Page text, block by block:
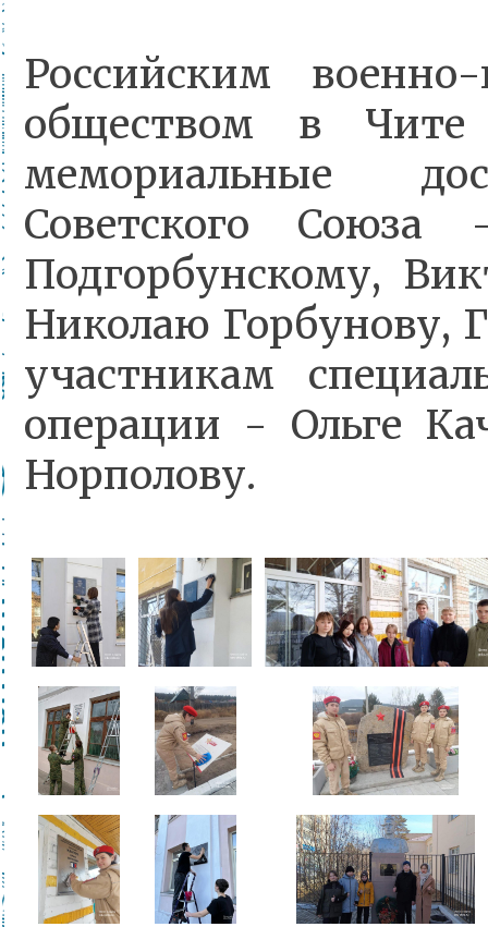
Российским военно-
обществом в Чите
мемориальные
Советского
Подгорбунскому,
Николаю Горбунову,
участникам
операции - Ольге
Норполову.